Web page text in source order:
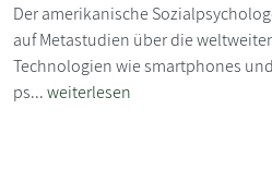
Der amerikanische
auf Metastudien über die
Technologien wie smartphones
ps...weiterlesen